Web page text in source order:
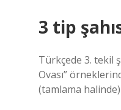
3 tip
Türkçede 3. tekil
Ovası”
(tamlama